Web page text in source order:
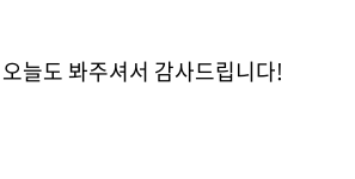
오늘도 봐주셔서 감사드립니다!